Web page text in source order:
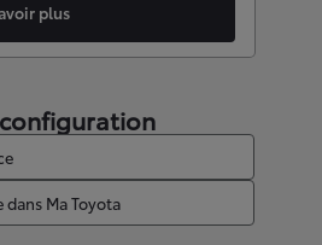
plus
dans Ma Toyota